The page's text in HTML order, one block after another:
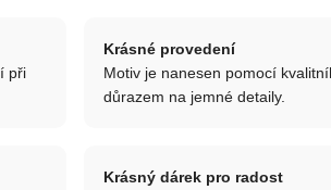
při
Krásné provedení
Motiv je nanesen pomocí
důrazem na jemné detaily.
Krásný dárek pro radost